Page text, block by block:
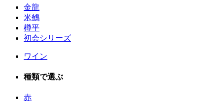
金龍
米鶴
樽平
初会シリーズ
ワイン
種類で選ぶ
赤